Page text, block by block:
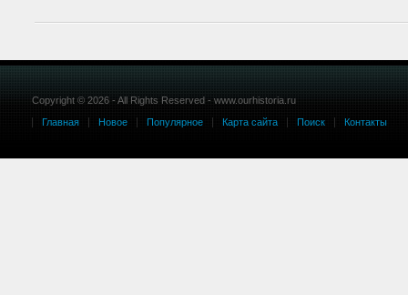
Copyright © 2026 - All Rights Reserved - www.ourhistoria.ru
Главная
Новое Популярное Карта сайта Поиск Контакты